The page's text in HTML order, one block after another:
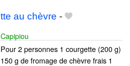
au chèvre -
Capipiou
Pour 2 personnes 1 courgette (200 g)
150 g de fromage de chèvre frais 1